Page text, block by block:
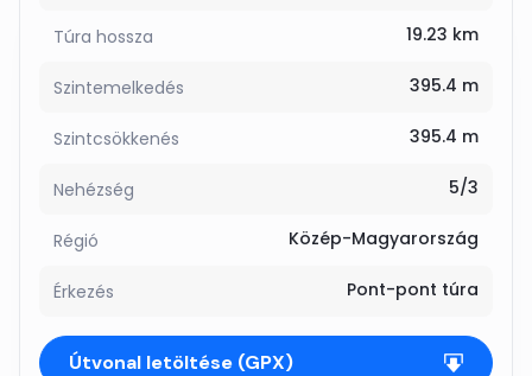
Túra hossza 19.23 km
Szintemelkedés 395.4 m
Szintcsökkenés 395.4 m
Nehézség 5/3
Régió Közép-Magyarország
Érkezés Pont-pont túra
Útvonal letöltése (GPX)